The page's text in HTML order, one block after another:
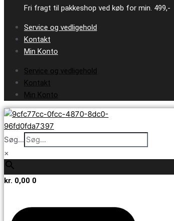
Fri fragt til pakkeshop ved køb for min. 499,-
Service og vedligehold
Kontakt
Min Konto
Service og vedligehold
Kontakt
Min Konto
Søg...
×
kr. 0,00 0